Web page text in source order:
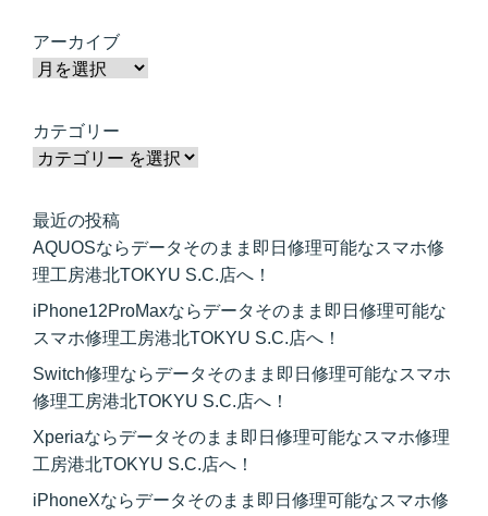
アーカイブ
カテゴリー
最近の投稿
AQUOSならデータそのまま即日修理可能なスマホ修
理工房港北TOKYU S.C.店へ！
iPhone12ProMaxならデータそのまま即日修理可能な
スマホ修理工房港北TOKYU S.C.店へ！
Switch修理ならデータそのまま即日修理可能なスマホ
修理工房港北TOKYU S.C.店へ！
Xperiaならデータそのまま即日修理可能なスマホ修理
工房港北TOKYU S.C.店へ！
iPhoneXならデータそのまま即日修理可能なスマホ修